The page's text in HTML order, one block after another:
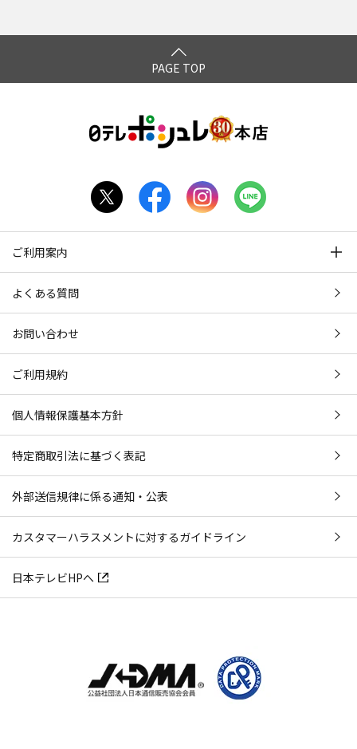
PAGE TOP
ご利用案内
よくある質問
お問い合わせ
ご利用規約
個人情報保護基本方針
特定商取引法に基づく表記
外部送信規律に係る通知・公表
カスタマーハラスメントに対するガイドライン
日本テレビHPへ